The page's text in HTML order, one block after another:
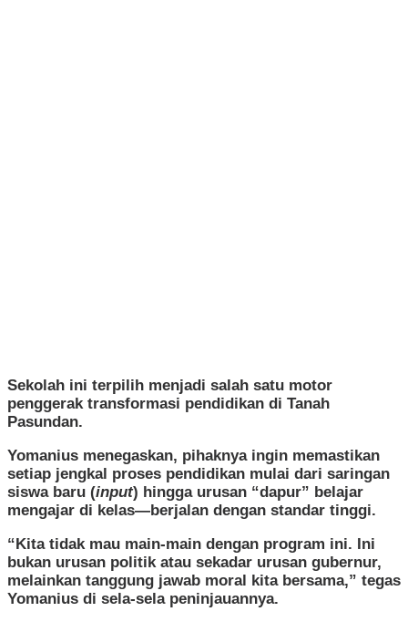
Sekolah ini terpilih menjadi salah satu motor
penggerak transformasi pendidikan di Tanah
Pasundan.
​Yomanius menegaskan, pihaknya ingin memastikan
setiap jengkal proses pendidikan mulai dari saringan
siswa baru (input) hingga urusan “dapur” belajar
mengajar di kelas—berjalan dengan standar tinggi.
​“Kita tidak mau main-main dengan program ini. Ini
bukan urusan politik atau sekadar urusan gubernur,
melainkan tanggung jawab moral kita bersama,” tegas
Yomanius di sela-sela peninjauannya.